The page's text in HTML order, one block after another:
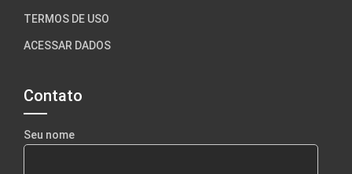
TERMOS DE USO
ACESSAR DADOS
Contato
Seu nome